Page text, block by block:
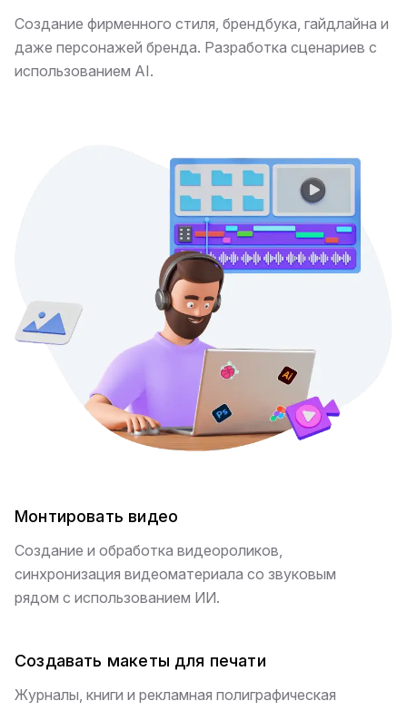
Создание фирменного стиля, брендбука, гайдлайна и
даже персонажей бренда. Разработка сценариев с
использованием AI.
Монтировать видео
Создание и обработка видеороликов,
синхронизация видеоматериала со звуковым
рядом с использованием ИИ.
Создавать макеты для печати
Журналы, книги и рекламная полиграфическая